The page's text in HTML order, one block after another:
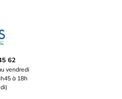
62
vendredi
à 18h